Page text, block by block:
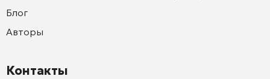
Блог
Авторы
Контакты